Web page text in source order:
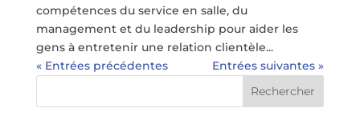
compétences du service en salle, du
management et du leadership pour aider les
gens à entretenir une relation clientèle...
« Entrées précédentes
Entrées suivantes »
Rechercher